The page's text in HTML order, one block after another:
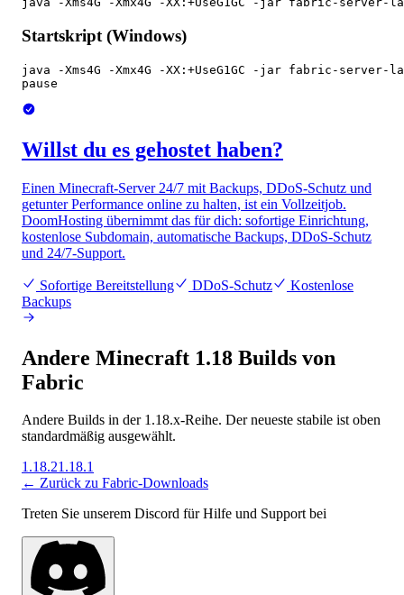
Startskript (Windows)
java -Xms4G -Xmx4G -XX:+UseG1GC -jar fabric-server-
pause
Willst du es gehostet haben?
Einen Minecraft-Server 24/7 mit Backups, DDoS-Schutz und
getunter Performance online zu halten, ist ein Vollzeitjob.
DoomHosting übernimmt das für dich: sofortige Einrichtung,
kostenlose Subdomain, automatische Backups, DDoS-Schutz
und 24/7-Support.
Sofortige Bereitstellung DDoS-Schutz
Kostenlose
Backups
Andere Minecraft 1.18 Builds von
Fabric
Andere Builds in der 1.18.x-Reihe. Der neueste stabile ist oben
standardmäßig ausgewählt.
1.18.21.18.1
← Zurück zu Fabric-Downloads
Treten Sie unserem Discord für Hilfe und Support bei